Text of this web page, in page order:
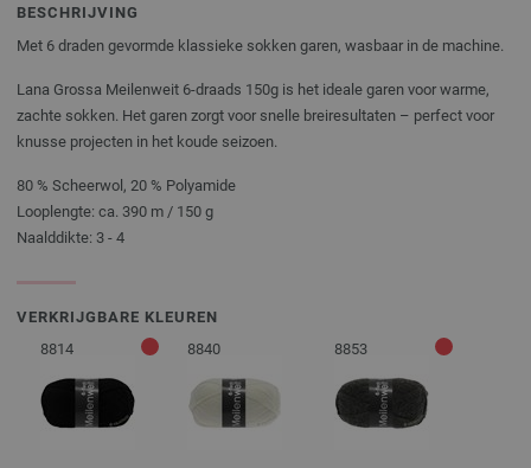
BESCHRIJVING
Met 6 draden gevormde klassieke sokken garen, wasbaar in de machine.
Lana Grossa Meilenweit 6-draads 150g is het ideale garen voor warme,
zachte sokken. Het garen zorgt voor snelle breiresultaten – perfect voor
knusse projecten in het koude seizoen.
80 % Scheerwol, 20 % Polyamide
Looplengte: ca. 390 m / 150 g
Naalddikte: 3 - 4
VERKRIJGBARE KLEUREN
8814
8840 8853